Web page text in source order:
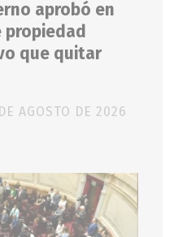
aprobó en
propiedad
que quitar
AGOSTO DE 2026